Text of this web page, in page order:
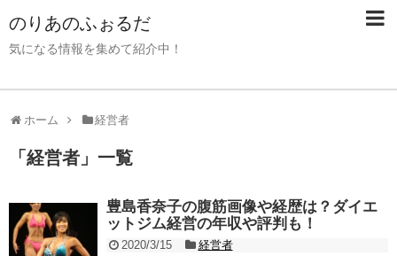
のりあのふぉるだ
気になる情報を集めて紹介中！
ホーム 経営者
「 経営者 」 一覧
豊島香奈子の腹筋画像や経歴は？ダイエ
ットジム経営の年収や評判も！
2020/3/15
経営者